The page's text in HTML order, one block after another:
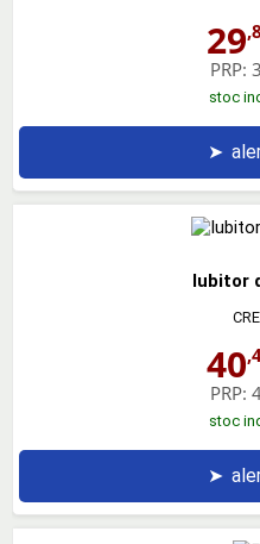
29
PRP:
stoc
➤
Iubitor
40
PRP:
stoc
➤